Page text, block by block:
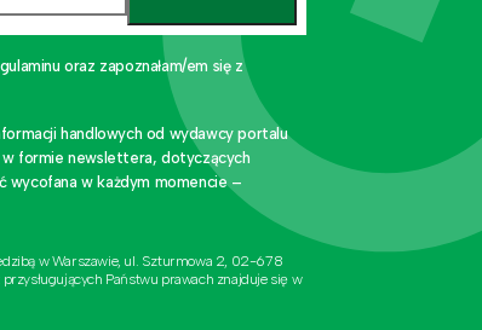
oraz zapoznałam/em się z
handlowych od wydawcy portalu
w formie newslettera, dotyczących
wycofana w każdym momencie –
w Warszawie, ul. Szturmowa 2, 02-678
Państwu prawach znajduje się w